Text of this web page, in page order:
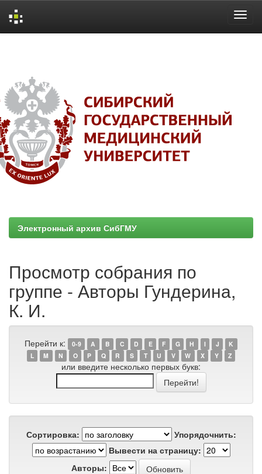
Электронный архив СибГМУ
Просмотр собрания по
группе - Авторы Гундерина,
К. И.
Перейти к: 0-9 A B C D E F G H I J
K
L
M N O P Q R S T U V W X Y Z
или введите несколько первых букв:
Сортировка:
Упорядочнить:
Вывести на страницу:
Авторы: